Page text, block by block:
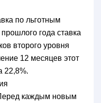
по льготным
года ставка
второго уровня
12 месяцев этот
22,8%.
каждым новым